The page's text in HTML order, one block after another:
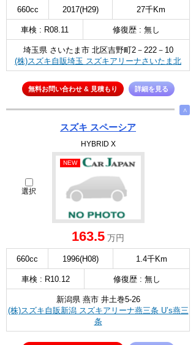
660cc 2017(H29) 27千Km
車検 : R08.11 修復歴 : 無し
埼玉県 さいたま市 北区吉野町2－222－10
(株)スズキ自販埼玉 スズキアリーナさいたま北
無料お問い合わせ & 見積もり 詳細を見る
∧
スズキ スペーシア
HYBRID X
選択
NEW
163.5 万円
660cc 1996(H08) 1.4千Km
車検 : R10.12 修復歴 : 無し
新潟県 燕市 井土巻5-26
(株)スズキ自販新潟 スズキアリーナ燕三条 U’s燕三
条